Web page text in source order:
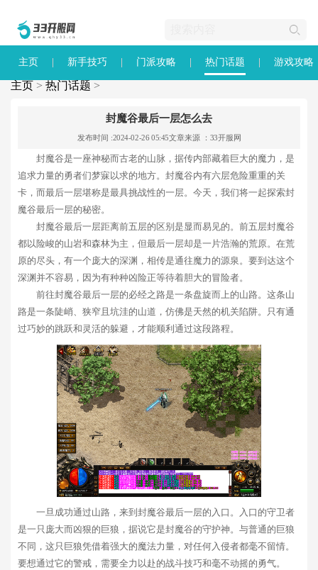
主页 新手技巧 门派攻略 热门话题 游戏攻略
主页 > 热门话题 >
封魔谷最后一层怎么去
发布时间 :2024-02-26 05:45文章来源 ：33开服网
封魔谷是一座神秘而古老的山脉，据传内部藏着巨大的魔力，是
追求力量的勇者们梦寐以求的地方。封魔谷内有六层危险重重的关
卡，而最后一层堪称是最具挑战性的一层。今天，我们将一起探索封
魔谷最后一层的秘密。
封魔谷最后一层距离前五层的区别是显而易见的。前五层封魔谷
都以险峻的山岩和森林为主，但最后一层却是一片浩瀚的荒原。在荒
原的尽头，有一个庞大的深渊，相传是通往魔力的源泉。要到达这个
深渊并不容易，因为有种种凶险正等待着胆大的冒险者。
前往封魔谷最后一层的必经之路是一条盘旋而上的山路。这条山
路是一条陡峭、狭窄且坑洼的山道，仿佛是天然的机关陷阱。只有通
过巧妙的跳跃和灵活的躲避，才能顺利通过这段路程。
一旦成功通过山路，来到封魔谷最后一层的入口。入口的守卫者
是一只庞大而凶狠的巨狼，据说它是封魔谷的守护神。与普通的巨狼
不同，这只巨狼凭借着强大的魔法力量，对任何入侵者都毫不留情。
要想通过它的警戒，需要全力以赴的战斗技巧和毫不动摇的勇气。